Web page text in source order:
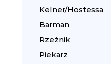
Kelner/Hostessa
Barman
Rzeźnik
Piekarz